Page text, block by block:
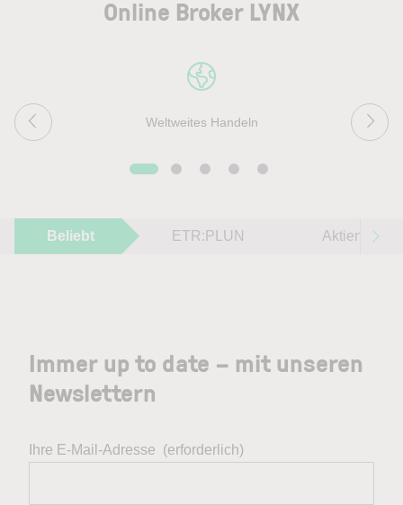
Online Broker LYNX
Weltweites Handeln
Beliebt ETR:PLUN Aktien im
Immer up to date – mit unseren
Newslettern
Ihre E-Mail-Adresse (erforderlich)